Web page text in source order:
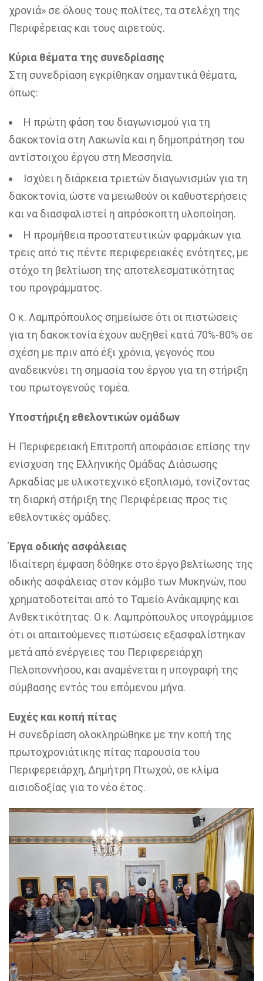
χρονιά» σε όλους τους πολίτες, τα στελέχη της
Περιφέρειας και τους αιρετούς.
Κύρια θέματα της συνεδρίασης
Στη συνεδρίαση εγκρίθηκαν σημαντικά θέματα,
όπως:
Η πρώτη φάση του διαγωνισμού για τη
δακοκτονία στη Λακωνία και η δημοπράτηση του
αντίστοιχου έργου στη Μεσσηνία.
Ισχύει η διάρκεια τριετών διαγωνισμών για τη
δακοκτονία, ώστε να μειωθούν οι καθυστερήσεις
και να διασφαλιστεί η απρόσκοπτη υλοποίηση.
Η προμήθεια προστατευτικών φαρμάκων για
τρεις από τις πέντε περιφερειακές ενότητες, με
στόχο τη βελτίωση της αποτελεσματικότητας
του προγράμματος.
Ο κ. Λαμπρόπουλος σημείωσε ότι οι πιστώσεις
για τη δακοκτονία έχουν αυξηθεί κατά 70%-80% σε
σχέση με πριν από έξι χρόνια, γεγονός που
αναδεικνύει τη σημασία του έργου για τη στήριξη
του πρωτογενούς τομέα.
Υποστήριξη εθελοντικών ομάδων
Η Περιφερειακή Επιτροπή αποφάσισε επίσης την
ενίσχυση της Ελληνικής Ομάδας Διάσωσης
Αρκαδίας με υλικοτεχνικό εξοπλισμό, τονίζοντας
τη διαρκή στήριξη της Περιφέρειας προς τις
εθελοντικές ομάδες.
Έργα οδικής ασφάλειας
Ιδιαίτερη έμφαση δόθηκε στο έργο βελτίωσης της
οδικής ασφάλειας στον κόμβο των Μυκηνών, που
χρηματοδοτείται από το Ταμείο Ανάκαμψης και
Ανθεκτικότητας. Ο κ. Λαμπρόπουλος υπογράμμισε
ότι οι απαιτούμενες πιστώσεις εξασφαλίστηκαν
μετά από ενέργειες του Περιφερειάρχη
Πελοποννήσου, και αναμένεται η υπογραφή της
σύμβασης εντός του επόμενου μήνα.
Ευχές και κοπή πίτας
Η συνεδρίαση ολοκληρώθηκε με την κοπή της
πρωτοχρονιάτικης πίτας παρουσία του
Περιφερειάρχη, Δημήτρη Πτωχού, σε κλίμα
αισιοδοξίας για το νέο έτος.